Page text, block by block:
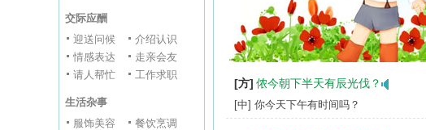
交际应酬
迎送问候
介绍认识
情感表达
走亲会友
请人帮忙
工作求职
生活杂事
服饰美容
餐饮烹调
[方] 侬今朝下半天有辰光伐？
[中] 你今天下午有时间吗？